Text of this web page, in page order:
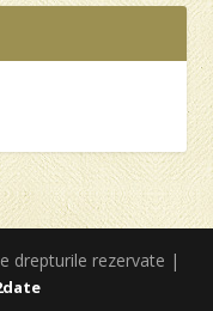
drepturile rezervate |